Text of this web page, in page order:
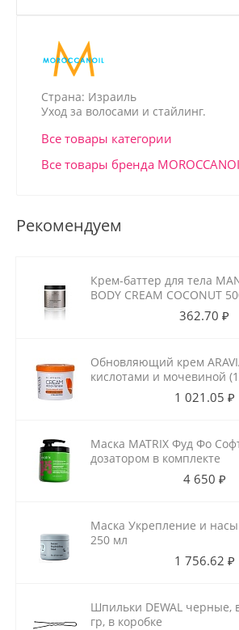
Страна: Израиль
Уход за волосами и стайлинг.
Все товары категории
Все товары бренда
Рекомендуем
Крем-баттер для тела
BODY CREAM COCONUT
362.70 ₽
Обновляющий крем
кислотами и мочевиной
1 021.05 ₽
Маска MATRIX Фуд Фо
дозатором в комплекте
4 650 ₽
Маска Укрепление и
250 мл
1 756.62 ₽
Шпильки DEWAL черные,
гр, в коробке